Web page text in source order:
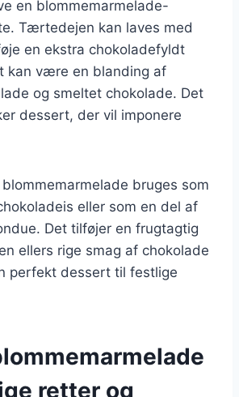
en blommemarmelade-
Tærtedejen kan laves med
en ekstra chokoladefyldt
kan være en blanding af
og smeltet chokolade. Det
dessert, der vil imponere
bruges som
eller som en del af
Det tilføjer en frugtagtig
ellers rige smag af chokolade
perfekt dessert til festlige
retter og